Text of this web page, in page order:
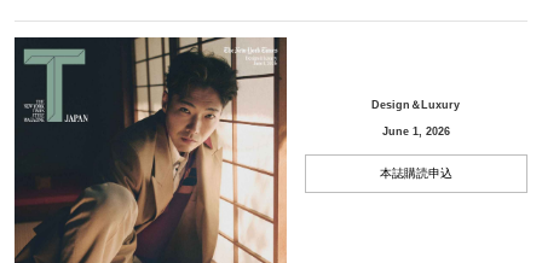
Design＆Luxury
June 1, 2026
本誌購読申込